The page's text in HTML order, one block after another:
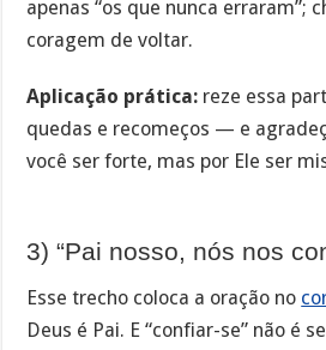
apenas “os que nunca erraram”;
coragem de voltar.
Aplicação prática: reze essa
quedas e recomeços — e
você ser forte, mas por Ele ser
3) “Pai nosso, nós nos
Esse trecho coloca a oração no
Deus é Pai. E “confiar-se” não é